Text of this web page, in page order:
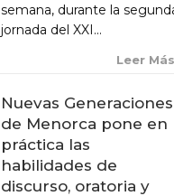
semana, durante la
jornada del XXI...
Leer Más
Nuevas Generaciones
de Menorca pone en
práctica las
habilidades de
discurso, oratoria y